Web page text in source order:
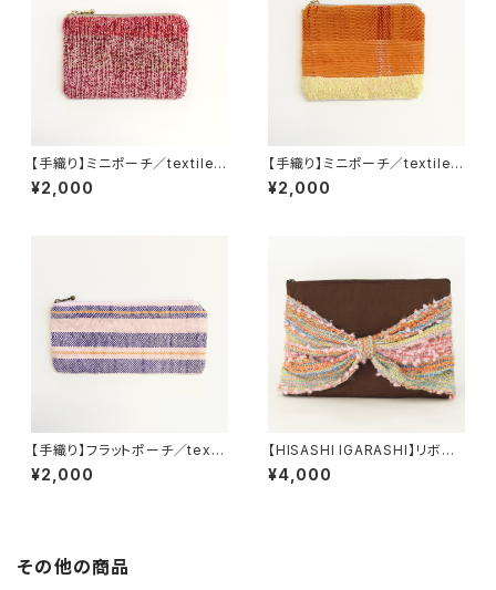
【手織り】ミニポーチ／textile b
y KOBO-SYU
¥2,000
【手織り】ミニポーチ／textile b
y KOBO-SYU
¥2,000
【手織り】フラットポーチ／textil
e by KOBO-SYU
¥2,000
【HISASHI IGARASHI】リボン
ポーチ／クラッチバッグ
¥4,000
その他の商品